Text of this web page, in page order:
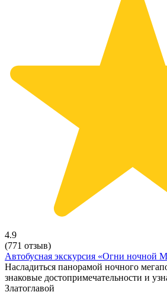
4.9
(771 отзыв)
Автобусная экскурсия «Огни ночной
Насладиться панорамой ночного
знаковые достопримечательности и
Златоглавой